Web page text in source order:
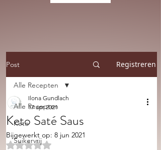
Post Registreren
Alle Recepten
Keto
Suikervrij
Alle Recepten
Keto Saté Saus
Ilona Gundlach
17 apr 2021
Bijgewerkt op: 8 jun 2021
Beoordeeld met NaN uit 5 sterren.